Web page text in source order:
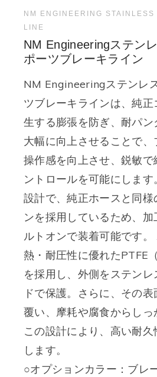
NM ENGINEERING
LINE
NM Engineeringステン
ポーツブレーキライン
NM Engineeringステンレ
ツブレーキラインは、純
生する膨張を防ぎ、耐パン
大幅に向上させることで
操作感を向上させ、鋭敏で
ントロールを可能にしま
設計で、純正ホースと同様
ンを採用しているため、
ルトオンで装着可能です
熱・耐圧性に優れたPTFE
を採用し、外側をステンレ
ドで保護。さらに、その
覆い、摩耗や腐食からしっ
この設計により、高い耐
します。
○オプションカラー：ブレ